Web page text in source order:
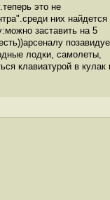
это не
них найдется
заставить на 5
лодки, самолеты,
клавиатурой в кулак